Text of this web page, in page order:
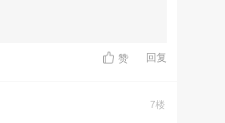
赞 回复
7楼